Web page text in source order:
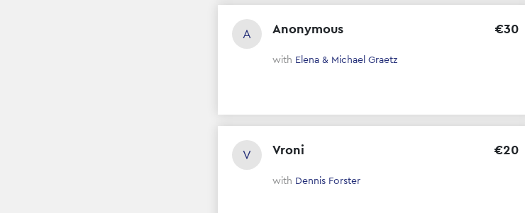
A Anonymous €30
with Elena & Michael Graetz
V Vroni €20
with Dennis Forster